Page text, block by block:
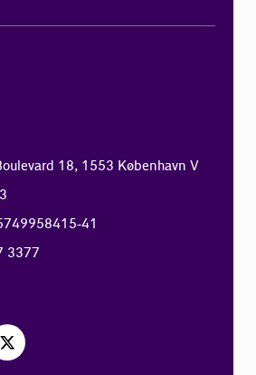
18, 1553 København V
41
3377